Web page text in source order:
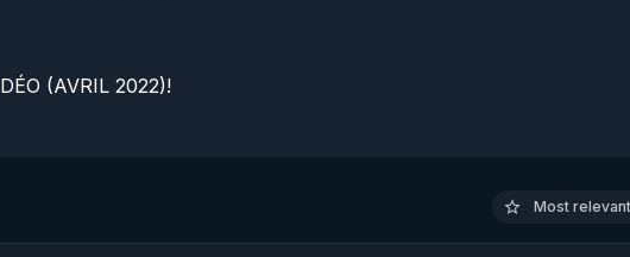
(AVRIL 2022)!
Most